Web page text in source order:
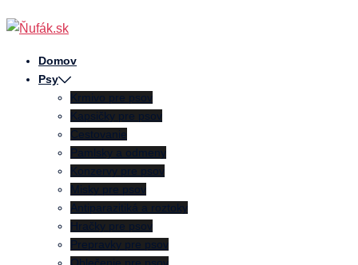
Preskočiť
na
obsahDomov
Psy
Krmivo pre psov
Kapsičky pre psov
Cestovanie
Pamlsky a odmeny
Konzervy pre psov
Misky pre psov
Antiparazitiká a roztoky
Hračky pre psov
Prepravky pre psov